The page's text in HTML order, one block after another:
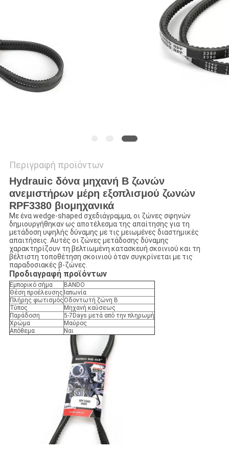
PRIVACY
POLICY
Περιγραφή προϊόντων
Hydrauic δόνα μηχανή Β ζωνών
ανεμιστήρων μέρη εξοπλισμού ζωνών
RPF3380 βιομηχανικά
Με ένα wedge-shaped σχεδιάγραμμα, οι ζώνες σφηνών
δημιουργήθηκαν ως αποτέλεσμα της απαίτησης για τη
μετάδοση υψηλής δύναμης με τις μειωμένες διαστημικές
απαιτήσεις. Αυτές οι ζώνες μετάδοσης δύναμης
χαρακτηρίζουν τη βελτιωμένη κατασκευή σκοινιού και τη
βέλτιστη τοποθέτηση σκοινιού όταν συγκρίνεται με τις
παραδοσιακές β-ζώνες.
Προδιαγραφή προϊόντων
Εμπορικό σήμα
BANDO
Θέση προέλευσης Ιαπωνία
Πλήρης φωτισμός Οδοντωτή ζώνη Β
Τύπος
Μηχανή καύσεως
Παράδοση
5-7Days μετά από την πληρωμή
Χρώμα
Μαύρος
Απόθεμα
Ναι